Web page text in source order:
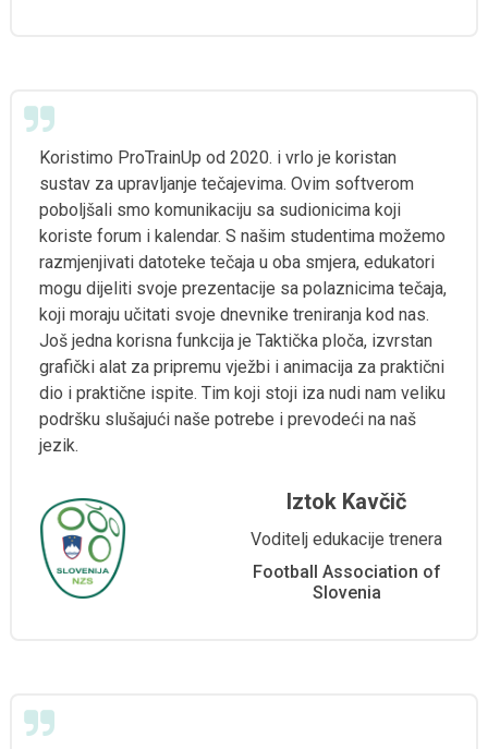
Koristimo ProTrainUp od 2020. i vrlo je koristan
sustav za upravljanje tečajevima. Ovim softverom
poboljšali smo komunikaciju sa sudionicima koji
koriste forum i kalendar. S našim studentima možemo
razmjenjivati datoteke tečaja u oba smjera, edukatori
mogu dijeliti svoje prezentacije sa polaznicima tečaja,
koji moraju učitati svoje dnevnike treniranja kod nas.
Još jedna korisna funkcija je Taktička ploča, izvrstan
grafički alat za pripremu vježbi i animacija za praktični
dio i praktične ispite. Tim koji stoji iza nudi nam veliku
podršku slušajući naše potrebe i prevodeći na naš
jezik.
Iztok Kavčič
Voditelj edukacije trenera
Football Association of
Slovenia